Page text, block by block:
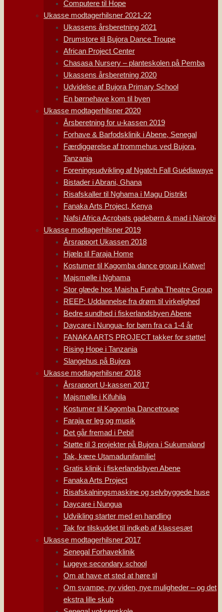
Computere til Hope
Ukasse modtagerhilsner 2021-22
Ukassens årsberetning 2021
Drumstore til Bujora Dance Troupe
African Project Center
Chasasa Nursery – planteskolen på Pemba
Ukassens årsberetning 2020
Udvidelse af Bujora Primary School
En børnehave kom til byen
Ukasse modtagerhilsner 2020
Årsberetning for u-kassen 2019
Forhave & Barfodsklinik i Abene, Senegal
Færdiggørelse af trommehus ved Bujora,
Tanzania
Foreningsudvikling af Ngatch Fall Guédiawaye
Bistader i Abrani, Ghana
Risafskaller til Nghama i Magu Distrikt
Fanaka Arts Project, Kenya
Nafsi Africa Acrobats gadebørn & mad i Nairobi
Ukasse modtagerhilsner 2019
Årsrapport Ukassen 2018
Hjælp til Faraja Home
Kostumer til Kagomba dance group i Katwe!
Majsmølle i Nghama
Stor glæde hos Maisha Furaha Theatre Group
REEP: Uddannelse fra drøm til virkelighed
Bedre sundhed i fiskerlandsbyen Abene
Daycare i Nungua- for børn fra ca 1-4 år
FANAKA ARTS PROJECT takker for støtte!
Rising Hope i Tanzania
Slangehus på Bujora
Ukasse modtagerhilsner 2018
Årsrapport U-kassen 2017
Majsmølle i Kifuhila
Kostumer til Kagomba Dancetroupe
Faraja er leg og musik
Det går fremad i Pebi!
Støtte til 3 projekter på Bujora i Sukumaland
Tak, kære Utamadunifamilie!
Gratis klinik i fiskerlandsbyen Abene
Fanaka Arts Project
Risafskalningsmaskine og selvbyggede huse
Daycare i Nungua
Udvikling starter med en handling
Tak for tilskuddet til indkøb af klassesæt
Ukasse modtagerhilsner 2017
Senegal Forhaveklinik
Lugeye secondary school
Om at have et sted at høre til
Om svampe, ny viden, nye muligheder – og det
ekstra lille skub